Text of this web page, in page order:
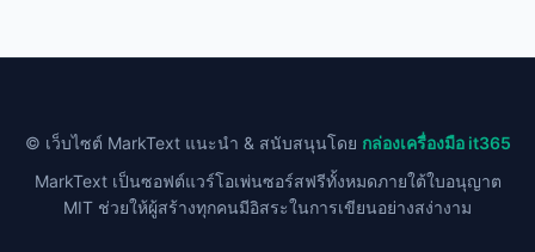
© เว็บไซต์ MarkText แนะนำ & สนับสนุนโดย กล่องเครื่องมือ it365
MarkText เป็นซอฟต์แวร์โอเพ่นซอร์สฟรีทั้งหมดภายใต้ใบอนุญาต
MIT ช่วยให้ผู้สร้างทุกคนมีอิสระในการเขียนอย่างสง่างาม